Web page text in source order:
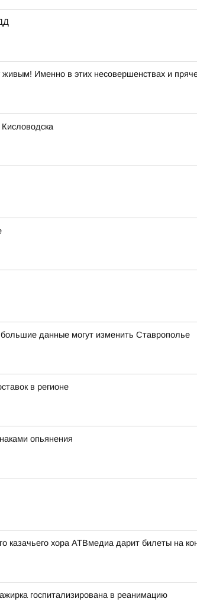
Именно в этих несовершенствах и
данные могут изменить Ставрополье
в регионе
опьянения
хора АТВмедиа дарит билеты на
госпитализирована в реанимацию